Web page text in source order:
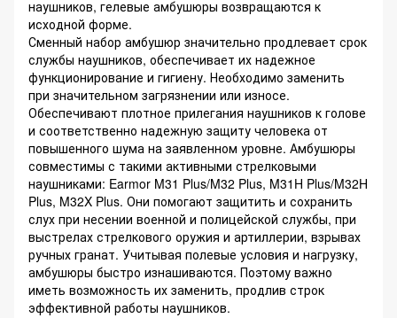
наушников, гелевые амбушюры возвращаются к
исходной форме.
Сменный набор амбушюр значительно продлевает срок
службы наушников, обеспечивает их надежное
функционирование и гигиену. Необходимо заменить
при значительном загрязнении или износе.
Обеспечивают плотное прилегания наушников к голове
и соответственно надежную защиту человека от
повышенного шума на заявленном уровне. Амбушюры
совместимы с такими активными стрелковыми
наушниками: Earmor M31 Plus/M32 Plus, M31H Plus/M32H
Plus, M32X Plus. Они помогают защитить и сохранить
слух при несении военной и полицейской службы, при
выстрелах стрелкового оружия и артиллерии, взрывах
ручных гранат. Учитывая полевые условия и нагрузку,
амбушюры быстро изнашиваются. Поэтому важно
иметь возможность их заменить, продлив строк
эффективной работы наушников.